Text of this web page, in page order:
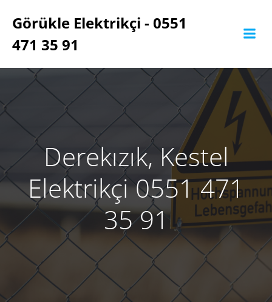
geç
Görükle Elektrikçi - 0551
471 35 91
Derekızık, Kestel
Elektrikçi 0551 471
35 91